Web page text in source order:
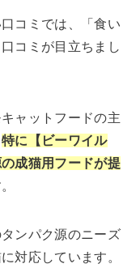
コミでは、「食い
コミが目立ちまし
ャットフードの主
特に【ビーワイル
成猫用フードが提
ンパク源のニーズ
対応しています。